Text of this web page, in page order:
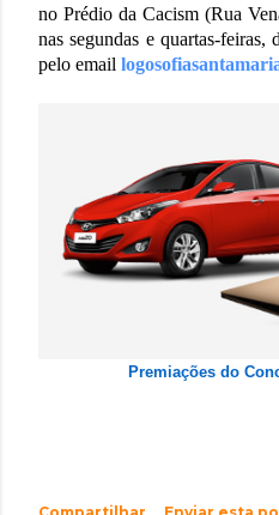
no Prédio da Cacism (Rua
nas segundas e quartas-
pelo email
Premiações do